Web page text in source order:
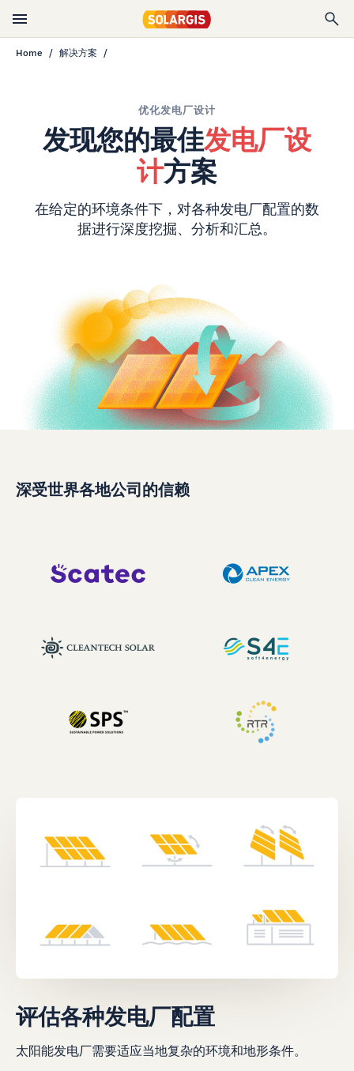
Home 解决方案
优化发电厂设计
发现您的最佳发电厂设
计方案
在给定的环境条件下，对各种发电厂配置的数
据进行深度挖掘、分析和汇总。
深受世界各地公司的信赖
评估各种发电厂配置
太阳能发电厂需要适应当地复杂的环境和地形条件。